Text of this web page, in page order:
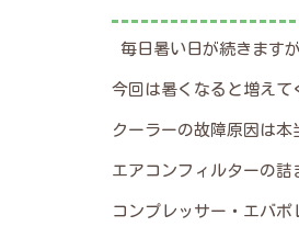
毎日暑い日が続きます
今回は暑くなると増えて
クーラーの故障原因は本
エアコンフィルターの詰
コンプレッサー・エバポ